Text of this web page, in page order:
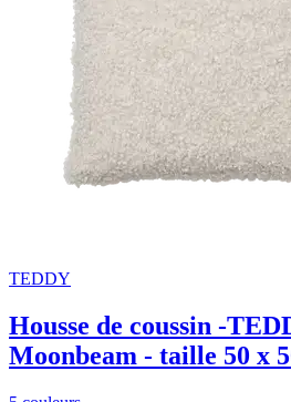
TEDDY
Housse de coussin -
Moonbeam - taille 50 x